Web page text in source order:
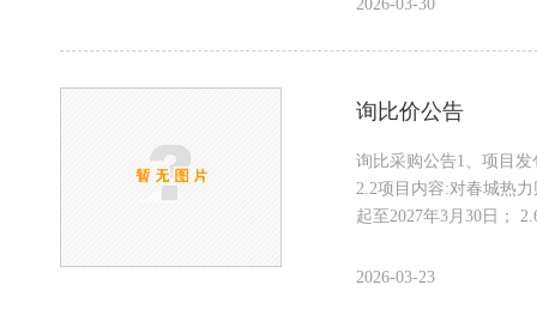
2026-03-30
询比价公告
询比采购公告1、项目
2.2项目内容:对春城热
起至2027年3月30日；
2026-03-23